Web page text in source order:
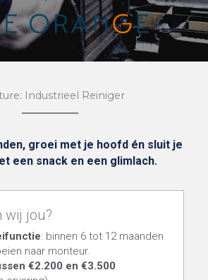
Industrieel Reiniger
groei met je hoofd én sluit je
een snack en een glimlach.
wij jou?
: binnen 6 tot 12 maanden
naar monteur.